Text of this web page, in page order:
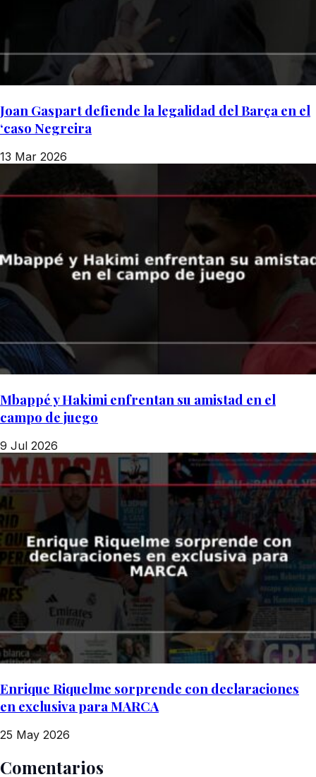
Joan Gaspart defiende la legalidad del Barça en el
‘caso Negreira
13 Mar 2026
Mbappé y Hakimi enfrentan su amistad en el
campo de juego
9 Jul 2026
Enrique Riquelme sorprende con declaraciones
en exclusiva para MARCA
25 May 2026
Comentarios